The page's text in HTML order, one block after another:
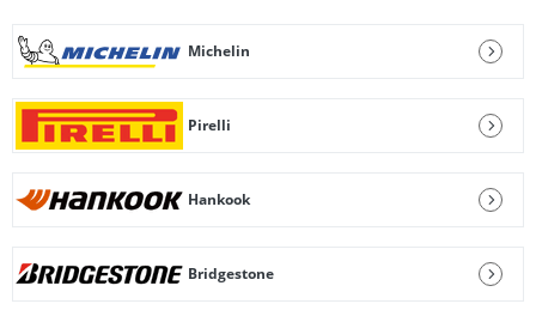
Michelin
Pirelli
Hankook
Bridgestone